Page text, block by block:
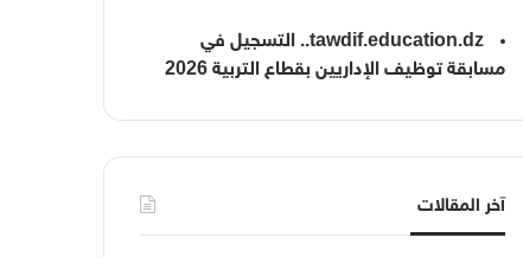
tawdif.education.dz.. التسجيل في
مسابقة توظيف الإداريين بقطاع التربية 2026
آخر المقالات